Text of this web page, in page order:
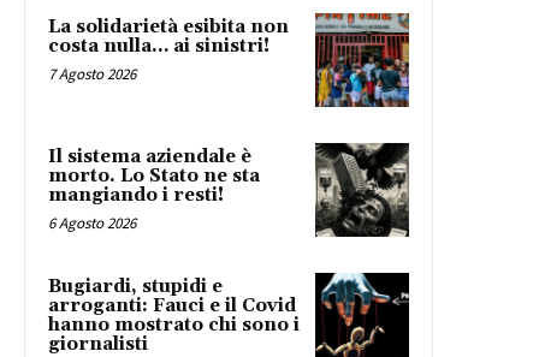
La solidarietà esibita non
costa nulla… ai sinistri!
7 Agosto 2026
Il sistema aziendale è
morto. Lo Stato ne sta
mangiando i resti!
6 Agosto 2026
Bugiardi, stupidi e
arroganti: Fauci e il Covid
hanno mostrato chi sono i
giornalisti